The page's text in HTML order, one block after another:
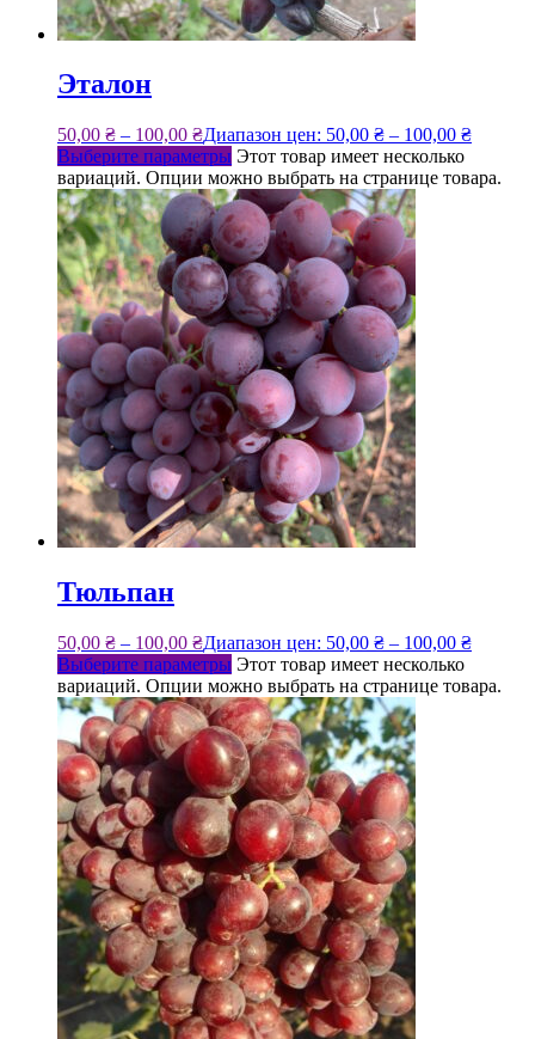
Эталон
50,00 ₴ – 100,00 ₴Диапазон цен: 50,00 ₴ – 100,00 ₴
Выберите параметры Этот товар имеет несколько
вариаций. Опции можно выбрать на странице товара.
Тюльпан
50,00 ₴ – 100,00 ₴Диапазон цен: 50,00 ₴ – 100,00 ₴
Выберите параметры Этот товар имеет несколько
вариаций. Опции можно выбрать на странице товара.